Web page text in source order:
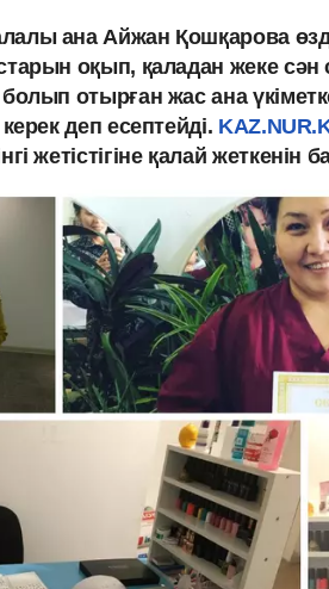
ана Айжан Қошқарова
оқып, қаладан жеке
отырған жас ана
деп есептейді.
жетістігіне қалай жеткенін